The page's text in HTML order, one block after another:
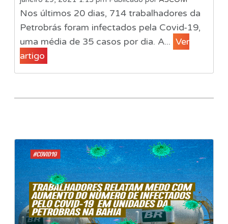
Nos últimos 20 dias, 714 trabalhadores da
Petrobrás foram infectados pela Covid-19,
uma média de 35 casos por dia. A... Ver
artigo